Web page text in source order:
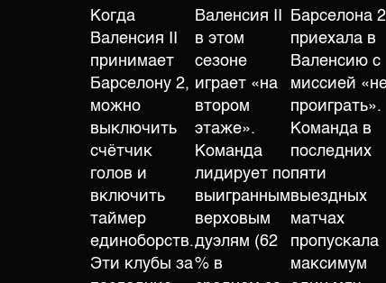
Когда
Валенсия II
принимает
Барселону 2,
можно
выключить
счётчик
голов и
включить
таймер
единоборств.
Эти клубы за
Валенсия II
в этом
сезоне
играет «на
втором
этаже».
Команда
лидирует по
выигранным
верховым
дуэлям (62
% в
Барселона 2
приехала в
Валенсию с
миссией
проиграть».
Команда в
последних
пяти
выездных
матчах
пропускала
максимум